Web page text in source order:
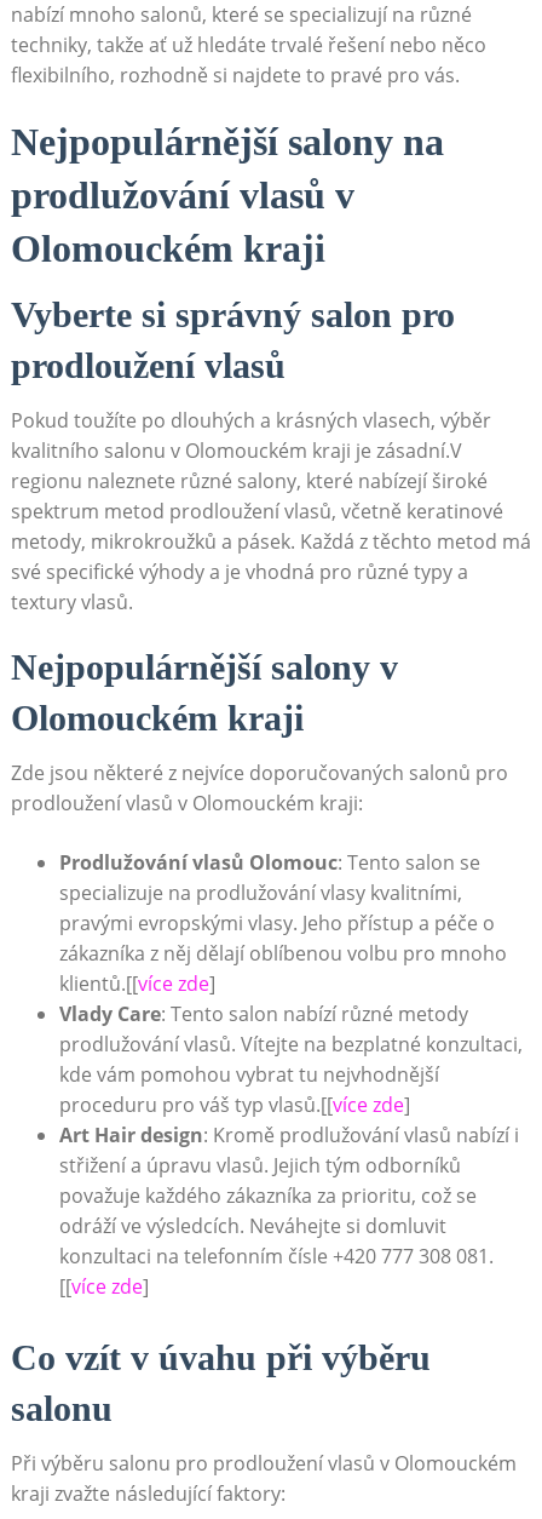
nabízí mnoho salonů, které se specializují na různé
techniky, takže ať už hledáte trvalé řešení nebo něco
flexibilního, rozhodně si najdete to pravé pro vás.
Nejpopulárnější salony na
prodlužování vlasů v
Olomouckém kraji
Vyberte si správný salon pro
prodloužení vlasů
Pokud toužíte po dlouhých a krásných vlasech, výběr
kvalitního salonu v Olomouckém kraji je zásadní.V
regionu naleznete různé salony, které nabízejí široké
spektrum metod prodloužení vlasů, včetně keratinové
metody, mikrokroužků a pásek. Každá z těchto metod má
své specifické výhody a je vhodná pro různé typy a
textury vlasů.
Nejpopulárnější salony v
Olomouckém kraji
Zde jsou některé z nejvíce doporučovaných salonů pro
prodloužení vlasů v Olomouckém kraji:
Prodlužování vlasů Olomouc: Tento salon se
specializuje na prodlužování vlasy kvalitními,
pravými evropskými vlasy. Jeho přístup a péče o
zákazníka z něj dělají oblíbenou volbu pro mnoho
klientů.[[více zde]
Vlady Care: Tento salon nabízí různé metody
prodlužování vlasů. Vítejte na bezplatné konzultaci,
kde vám pomohou vybrat tu nejvhodnější
proceduru pro váš typ vlasů.[[více zde]
Art Hair design: Kromě prodlužování vlasů nabízí i
střižení a úpravu vlasů. Jejich tým odborníků
považuje každého zákazníka za prioritu, což se
odráží ve výsledcích. Neváhejte si domluvit
konzultaci na telefonním čísle +420 777 308 081.
[[více zde]
Co vzít v úvahu při výběru
salonu
Při výběru salonu pro prodloužení vlasů v Olomouckém
kraji zvažte následující faktory: